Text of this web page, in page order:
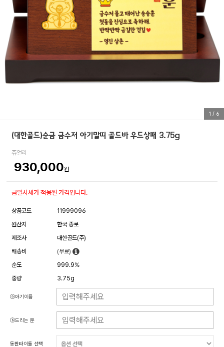
1 / 6
(대한골드)순금 금수저 아기말띠 골드바 우드상패 3.75g
쥬얼리
930,000원
금일시세가 적용된 가격입니다.
상품코드
11999096
원산지
한국 종로
제조사
대한골드(주)
배송비
(무료)
순도
999.9%
중량
3.75g
ⓐ아기이름
ⓑ드리는 분
동판타이틀 선택